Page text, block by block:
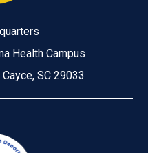
Health Campus
SC 29033